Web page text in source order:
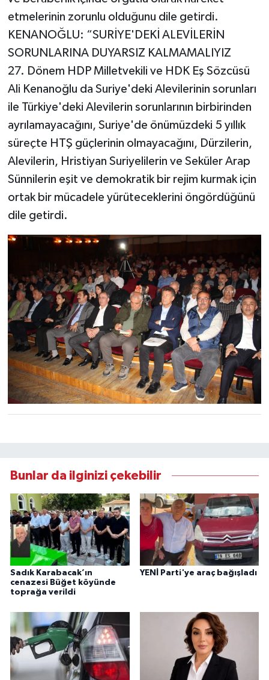
etmelerinin zorunlu olduğunu dile getirdi.
KENANOĞLU: “SURİYE'DEKİ ALEVİLERİN
SORUNLARINA DUYARSIZ KALMAMALIYIZ
27. Dönem HDP Milletvekili ve HDK Eş Sözcüsü
Ali Kenanoğlu da Suriye'deki Alevilerinin sorunları
ile Türkiye'deki Alevilerin sorunlarının birbirinden
ayrılamayacağını, Suriye'de önümüzdeki 5 yıllık
süreçte HTŞ güçlerinin olmayacağını, Dürzilerin,
Alevilerin, Hristiyan Suriyelilerin ve Seküler Arap
Sünnilerin eşit ve demokratik bir rejim kurmak için
ortak bir mücadele yürüteceklerini öngördüğünü
dile getirdi.
Bunlar da ilginizi çekebilir
Sadık Karabacak’ın
cenazesi Büğet köyünde
toprağa verildi
YENİ Parti'ye araç bağışladı